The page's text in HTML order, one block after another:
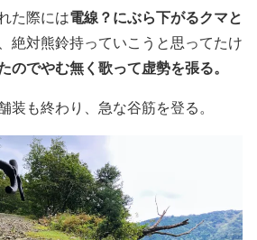
た際には電線？にぶら下がるクマと
絶対熊鈴持っていこうと思ってたけ
のでやむ無く歌って虚勢を張る。
装も終わり、急な谷筋を登る。